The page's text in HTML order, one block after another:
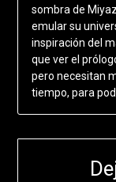
sombra de
emular su
inspiración del
que ver el
pero necesitan
tiempo, para